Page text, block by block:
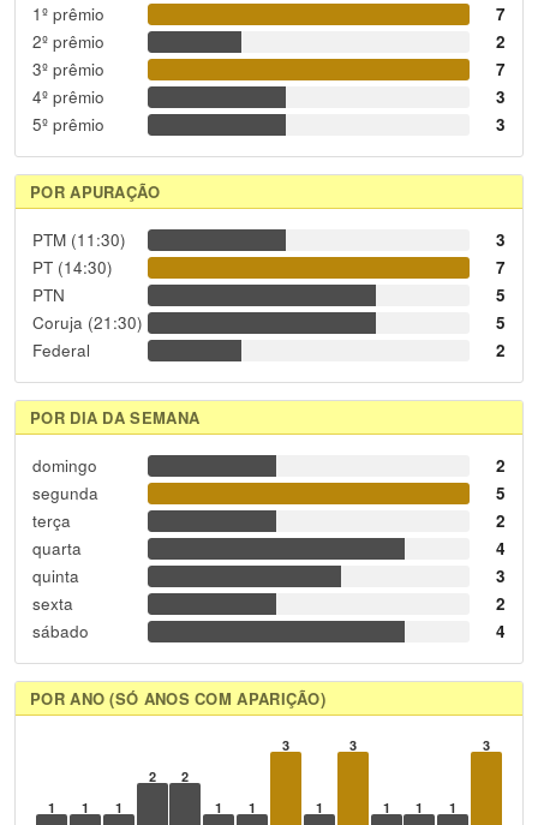
1º prêmio
7
2º prêmio
2
3º prêmio
7
4º prêmio
3
5º prêmio
3
POR APURAÇÃO
PTM (11:30)
3
PT (14:30)
7
PTN
5
Coruja (21:30)
5
Federal
2
POR DIA DA SEMANA
domingo
2
segunda
5
terça
2
quarta
4
quinta
3
sexta
2
sábado
4
POR ANO (SÓ ANOS COM APARIÇÃO)
1 1 1
2
2
1
1
3
1
3
1 1 1
3